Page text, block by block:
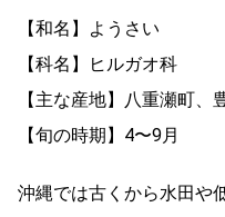
【和名】ようさい
【科名】ヒルガオ科
【主な産地】八重瀬町、
【旬の時期】4〜9月
沖縄では古くから水田や